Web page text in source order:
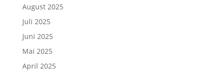
August 2025
Juli 2025
Juni 2025
Mai 2025
April 2025